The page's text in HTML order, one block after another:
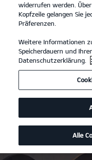
widerrufen werden.
Kopfzeile gelangen Sie
Präferenzen.
Weitere Informationen
Speicherdauern und
Datenschutzerklärung.
Alle